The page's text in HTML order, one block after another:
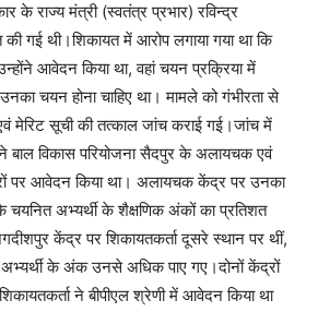
के राज्य मंत्री (स्वतंत्र प्रभार) रविन्द्र
गई थी।शिकायत में आरोप लगाया गया था कि
आवेदन किया था, वहां चयन प्रक्रिया में
चयन होना चाहिए था। मामले को गंभीरता से
मेरिट सूची की तत्काल जांच कराई गई।जांच में
ने बाल विकास परियोजना सैदपुर के अलायचक एवं
पर आवेदन किया था। अलायचक केंद्र पर उनका
चयनित अभ्यर्थी के शैक्षणिक अंकों का प्रतिशत
केंद्र पर शिकायतकर्ता दूसरे स्थान पर थीं,
के अंक उनसे अधिक पाए गए।दोनों केंद्रों
ने बीपीएल श्रेणी में आवेदन किया था